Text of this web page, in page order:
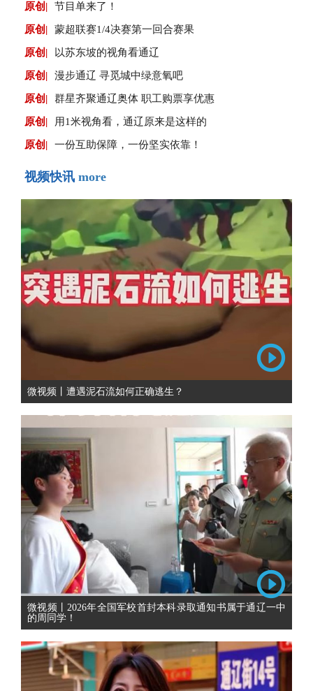
原创| 节目单来了！
原创| 蒙超联赛1/4决赛第一回合赛果
原创| 以苏东坡的视角看通辽
原创| 漫步通辽 寻觅城中绿意氧吧
原创| 群星齐聚通辽奥体 职工购票享优惠
原创| 用1米视角看，通辽原来是这样的
原创| 一份互助保障，一份坚实依靠！
视频快讯 more
微视频丨遭遇泥石流如何正确逃生？
微视频丨2026年全国军校首封本科录取通知书属于通辽一中
的周同学！